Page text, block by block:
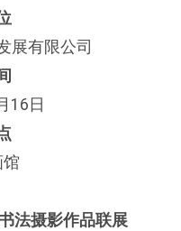
展有限公司
16日
法摄影作品联展